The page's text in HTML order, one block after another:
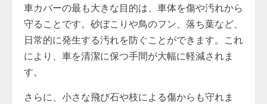
車カバーの最も大きな目的は、車体を傷や汚れから
守ることです。砂ぼこりや鳥のフン、落ち葉など、
日常的に発生する汚れを防ぐことができます。これ
により、車を清潔に保つ手間が大幅に軽減されま
す。
さらに、小さな飛び石や枝による傷からも守れま